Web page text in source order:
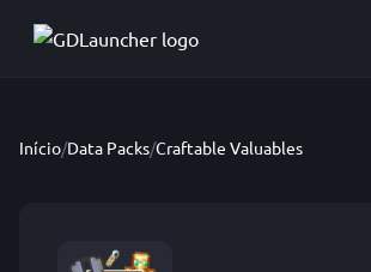
Início/Data Packs/Craftable Valuables